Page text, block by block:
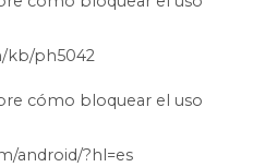
kb/ph5042
cómo bloquear el uso
android/?hl=es